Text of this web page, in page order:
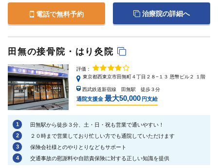
電話で無料予約 治療院の詳細へ
田無の接骨院・はり灸院
評価：
東京都西東京市田無町４丁目２８−１３ 恩幣ビル２ １階
西武鉄道新宿線 田無駅 徒歩３分
通院支援金 最大50,000 円支給
1
田無駅から徒歩３分、土・日・祝も営業で通いやすい！
2
２０時まで営業しており忙しい方でも通院していただけます
3
保険会社様とのやりとりなどもサポート
4
交通事故の慰謝料や自賠責保険に対する正しい知識を提供